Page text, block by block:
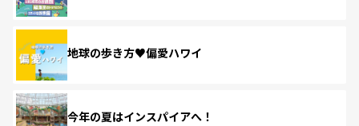
地球の歩き方♥偏愛ハワイ
今年の夏はインスパイアへ！